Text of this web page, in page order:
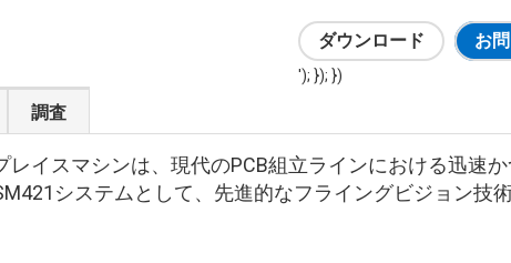
ダウンロード お
'); }); })
調査
レイスマシンは、現代のPCB組立ラインにおける迅速
システムとして、先進的なフライングビジョン技